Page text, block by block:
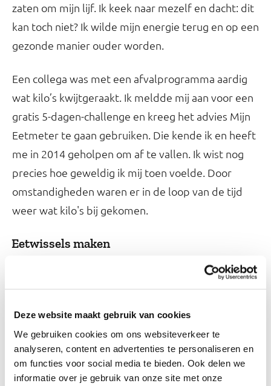
Deze website maakt gebruik van cookies
We gebruiken cookies om ons websiteverkeer te
analyseren, content en advertenties te personaliseren en
om functies voor social media te bieden. Ook delen we
informatie over je gebruik van onze site met onze
zaten om mijn lijf. Ik keek naar mezelf en dacht: dit
kan toch niet? Ik wilde mijn energie terug en op een
gezonde manier ouder worden.
Een collega was met een afvalprogramma aardig
wat kilo’s kwijtgeraakt. Ik meldde mij aan voor een
gratis 5-dagen-challenge en kreeg het advies Mijn
Eetmeter te gaan gebruiken. Die kende ik en heeft
me in 2014 geholpen om af te vallen. Ik wist nog
precies hoe geweldig ik mij toen voelde. Door
omstandigheden waren er in de loop van de tijd
weer wat kilo's bij gekomen.
Eetwissels maken
Nadat ik was begonnen met het invullen van Mijn
Eetmeter, merkte ik al snel resultaat. Ik viel
stimuleerde enorm. Sporten werd leuker, want ik
zag mezelf slanker worden in de spiegel van de
sportschool. Ik maakteeetwissels: bijvoorbeeld
van volle naar magere kwark en van pindakaas vol